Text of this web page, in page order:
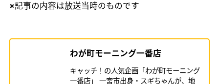
※記事の内容は放送当時のものです
わが町モーニング一番店
キャッチ！の人気企画「わが町モーニング
一番店」 一宮市出身・スギちゃんが、地